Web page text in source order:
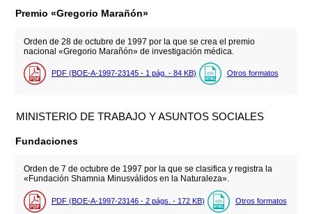
Premio «Gregorio Marañón»
Orden de 28 de octubre de 1997 por la que se crea el premio
nacional «Gregorio Marañón» de investigación médica.
PDF (BOE-A-1997-23145 - 1 pág. - 84 KB) Otros formatos
MINISTERIO DE TRABAJO Y ASUNTOS SOCIALES
Fundaciones
Orden de 7 de octubre de 1997 por la que se clasifica y registra la
«Fundación Shamnia Minusválidos en la Naturaleza».
PDF (BOE-A-1997-23146 - 2 págs. - 172 KB) Otros formatos